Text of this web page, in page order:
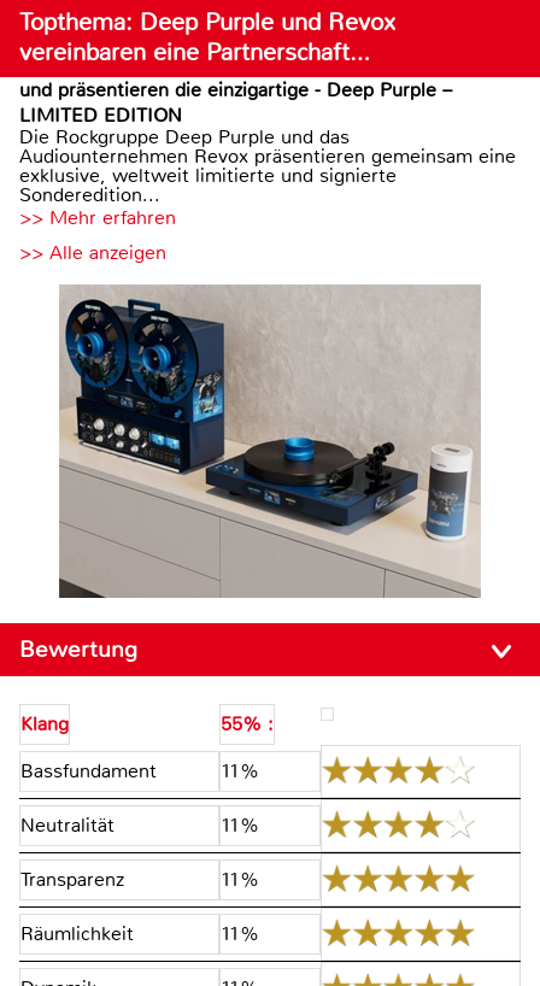
Topthema: Deep Purple und Revox
vereinbaren eine Partnerschaft…
und präsentieren die einzigartige - Deep Purple –
LIMITED EDITION
Die Rockgruppe Deep Purple und das
Audiounternehmen Revox präsentieren gemeinsam eine
exklusive, weltweit limitierte und signierte
Sonderedition...
>> Mehr erfahren
>> Alle anzeigen
Bewertung
Klang
55% :
Bassfundament
11%
Neutralität 11%
Transparenz 11%
Räumlichkeit 11%